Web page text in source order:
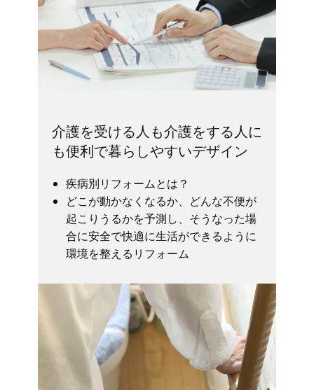
介護を受ける人も介護をする人に
も便利で暮らしやすいデザイン
疾病別リフォームとは？
どこが動かなくなるか、どんな不便が
起こりうるかを予測し、そうなった場
合に安全で快適に生活ができるように
環境を整えるリフォーム